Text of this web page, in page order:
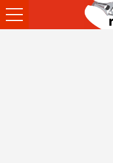
Ouvrir
le